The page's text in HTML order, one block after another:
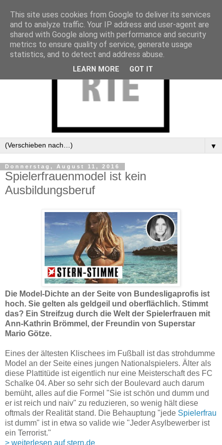
▼
Donnerstag, August 11, 2016
Spielerfrauenmodel ist kein
Ausbildungsberuf
Die Model-Dichte an der Seite von Bundesligaprofis ist
hoch. Sie gelten als geldgeil und oberflächlich. Stimmt
das? Ein Streifzug durch die Welt der Spielerfrauen mit
Ann-Kathrin Brömmel, der Freundin von Superstar
Mario Götze.
Eines der ältesten Klischees im Fußball ist das strohdumme
Model an der Seite eines jungen Nationalspielers. Älter als
diese Plattitüde ist eigentlich nur eine Meisterschaft des FC
Schalke 04. Aber so sehr sich der Boulevard auch darum
bemüht, alles auf die Formel "Sie ist schön und dumm und
er ist reich und naiv" zu reduzieren, so wenig hält diese
oftmals der Realität stand. Die Behauptung "jede Spielerfrau
ist dumm" ist in etwa so valide wie "Jeder Asylbewerber ist
ein Terrorist."
> weiterlesen auf stern.de
This site uses cookies from Google to deliver its services
and to analyze traffic. Your IP address and user-agent are
shared with Google along with performance and security
metrics to ensure quality of service, generate usage
statistics, and to detect and address abuse.
LEARN MORE GOT IT